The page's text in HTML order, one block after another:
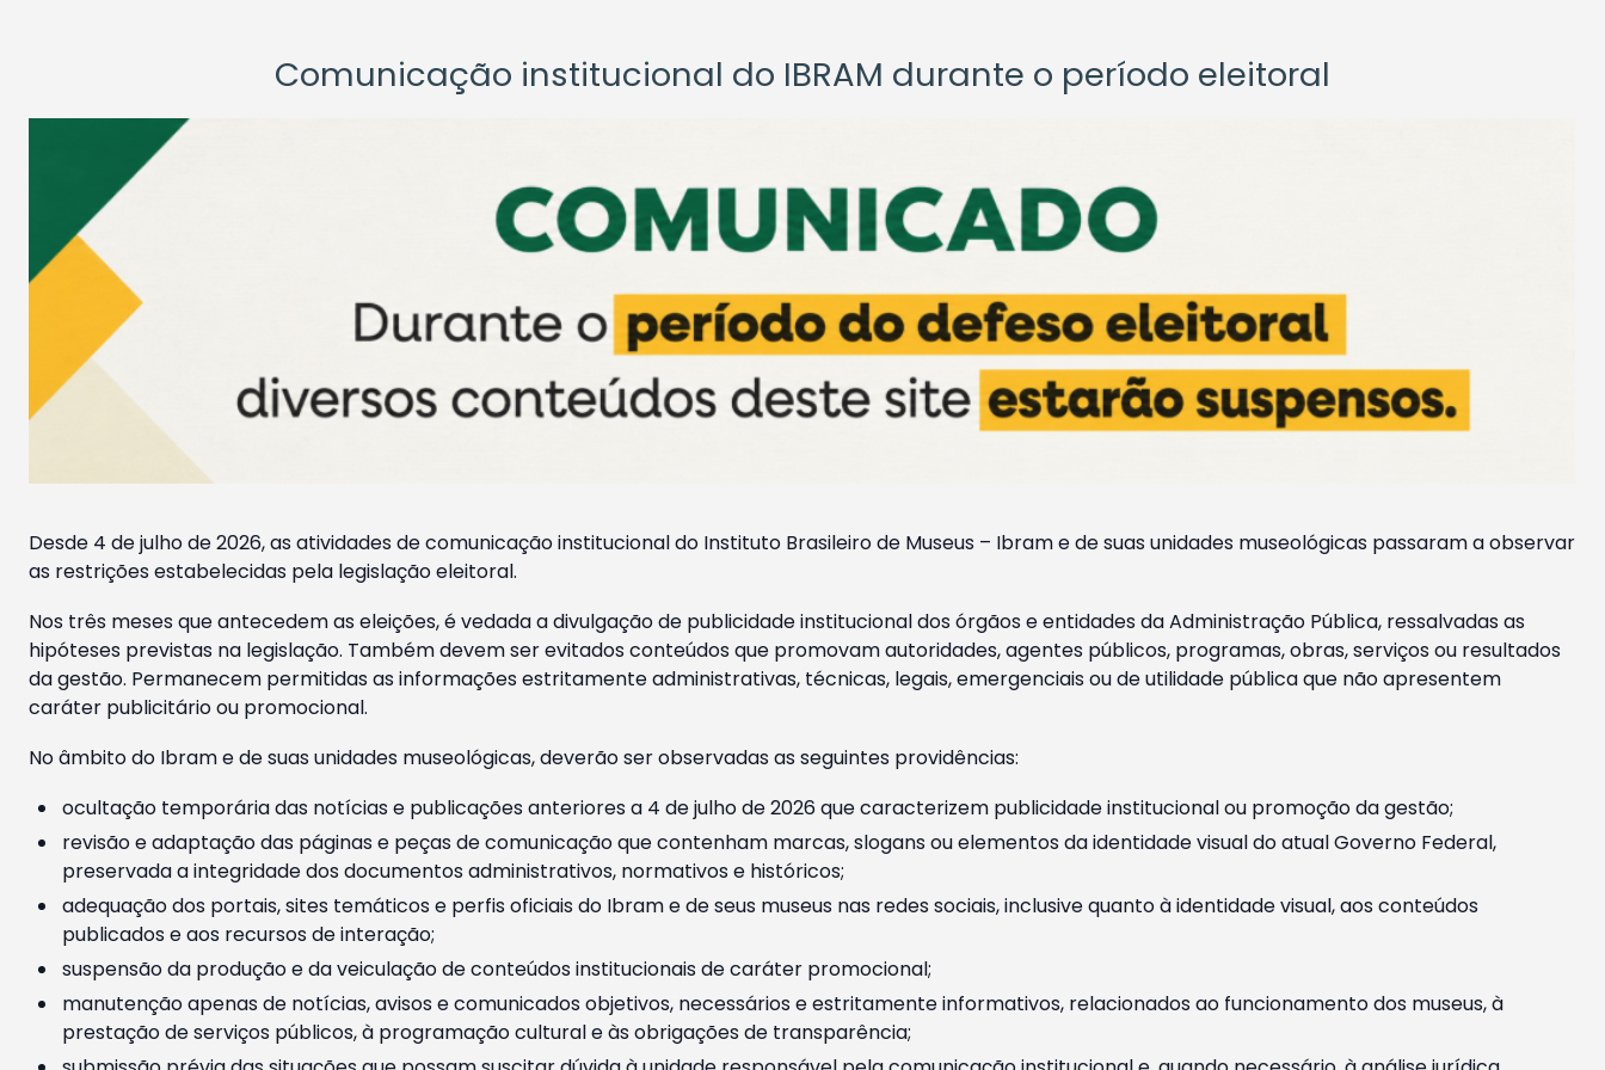
Comunicação institucional do IBRAM durante o período eleitoral
Desde 4 de julho de 2026, as atividades de comunicação institucional do Instituto Brasileiro de Museus – Ibram e de suas unidades museológicas passaram a observar
as restrições estabelecidas pela legislação eleitoral.
Nos três meses que antecedem as eleições, é vedada a divulgação de publicidade institucional dos órgãos e entidades da Administração Pública, ressalvadas as
hipóteses previstas na legislação. Também devem ser evitados conteúdos que promovam autoridades, agentes públicos, programas, obras, serviços ou resultados
da gestão. Permanecem permitidas as informações estritamente administrativas, técnicas, legais, emergenciais ou de utilidade pública que não apresentem
caráter publicitário ou promocional.
No âmbito do Ibram e de suas unidades museológicas, deverão ser observadas as seguintes providências:
ocultação temporária das notícias e publicações anteriores a 4 de julho de 2026 que caracterizem publicidade institucional ou promoção da gestão;
revisão e adaptação das páginas e peças de comunicação que contenham marcas, slogans ou elementos da identidade visual do atual Governo Federal,
preservada a integridade dos documentos administrativos, normativos e históricos;
adequação dos portais, sites temáticos e perfis oficiais do Ibram e de seus museus nas redes sociais, inclusive quanto à identidade visual, aos conteúdos
publicados e aos recursos de interação;
suspensão da produção e da veiculação de conteúdos institucionais de caráter promocional;
manutenção apenas de notícias, avisos e comunicados objetivos, necessários e estritamente informativos, relacionados ao funcionamento dos museus, à
prestação de serviços públicos, à programação cultural e às obrigações de transparência;